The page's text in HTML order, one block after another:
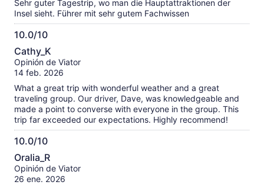
Sehr guter Tagestrip, wo man die Hauptattraktionen der
Insel sieht. Führer mit sehr gutem Fachwissen
10.0/10
10.0
de
10
Cathy_K
Opinión de Viator
14 feb. 2026
What a great trip with wonderful weather and a great
traveling group. Our driver, Dave, was knowledgeable and
made a point to converse with everyone in the group. This
trip far exceeded our expectations. Highly recommend!
10.0/10
10.0
de
10
Oralia_R
Opinión de Viator
26 ene. 2026